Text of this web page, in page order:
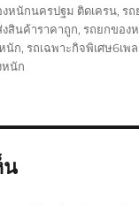
หนักนครปฐม ติดเครน,รถ
สินค้าราคาถูก,รถยกของ
นัก,รถเฉพาะกิจพิเศษ6เพ
หนัก
น